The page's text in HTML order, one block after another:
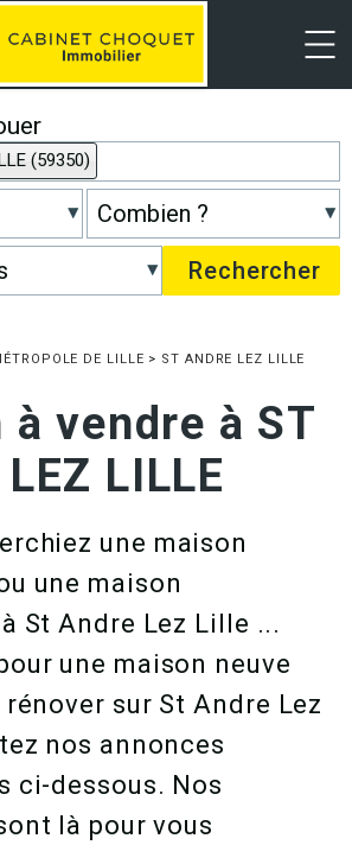
(59350)
DE LILLE > ST ANDRE LEZ LILLE
à vendre à ST
LILLE
une maison
une maison
St Andre Lez Lille ...
une maison neuve
sur St Andre Lez
nos annonces
ci-dessous. Nos
là pour vous